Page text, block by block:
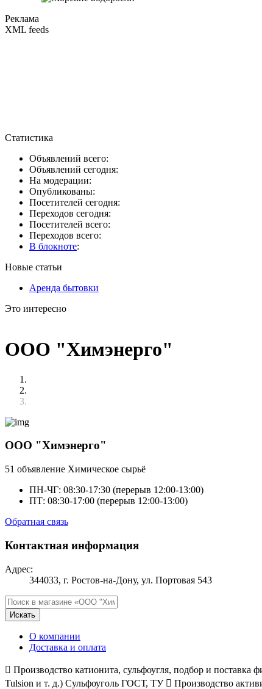
Реклама
XML feeds
Статистика
Объявлений всего:
Объявлений сегодня:
На модерации:
Опубликованы:
Посетителей сегодня:
Переходов сегодня:
Посетителей всего:
Переходов всего:
В блокноте:
Новые статьи
Аренда бытовки
Это интересно
ООО "Химэнерго"
ООО "Химэнерго"
51 объявление Химическое сырьё
ПН-ЧГ: 08:30-17:30 (перерыв 12:00-13:00)
ПТ: 08:30-17:00 (перерыв 12:00-13:00)
Обратная связь
Контактная информация
Адрес:
344033, г. Ростов-на-Дону, ул. Портовая 543
Искать
О компании
Доставка и оплата
 Производство катионита, сульфоугля, подбор и
Tulsion и т. д.) Сульфоуголь ГОСТ, ТУ  Производство